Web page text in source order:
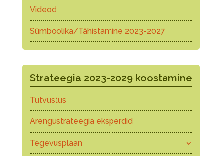
Videod
Sümboolika/Tähistamine 2023-2027
Strateegia 2023-2029 koostamine
Tutvustus
Arengustrateegia eksperdid
Tegevusplaan